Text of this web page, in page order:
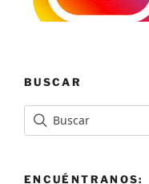
BUSCAR
ENCUÉNTRANOS: